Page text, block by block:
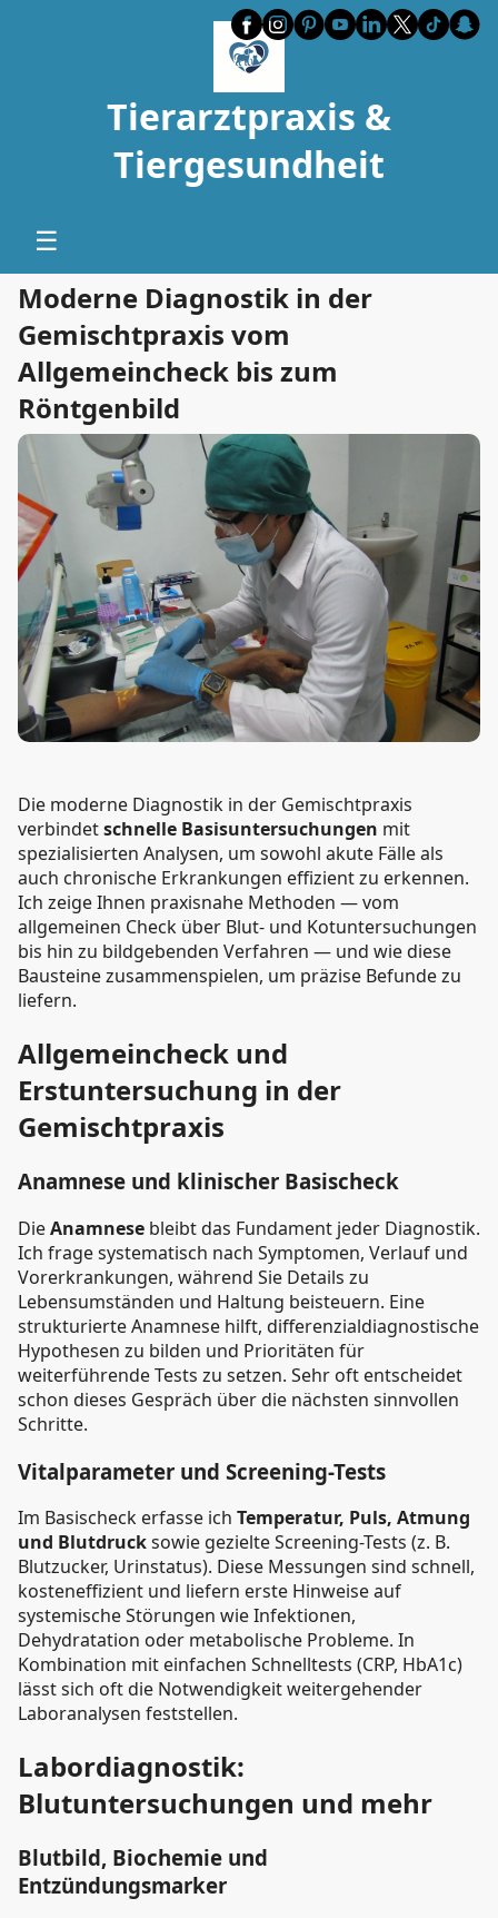
Tierarztpraxis &
Tiergesundheit
☰
Moderne Diagnostik in der
Gemischtpraxis vom
Allgemeincheck bis zum
Röntgenbild
Die moderne Diagnostik in der Gemischtpraxis
verbindetschnelle Basisuntersuchungen mit
spezialisierten Analysen, um sowohl akute Fälle als
auch chronische Erkrankungen effizient zu erkennen.
Ich zeige Ihnen praxisnahe Methoden — vom
allgemeinen Check über Blut- und Kotuntersuchungen
bis hin zu bildgebenden Verfahren — und wie diese
Bausteine zusammenspielen, um präzise Befunde zu
liefern.
Allgemeincheck und
Erstuntersuchung in der
Gemischtpraxis
Anamnese und klinischer Basischeck
DieAnamnese bleibt das Fundament jeder Diagnostik.
Ich frage systematisch nach Symptomen, Verlauf und
Vorerkrankungen, während Sie Details zu
Lebensumständen und Haltung beisteuern. Eine
strukturierte Anamnese hilft, differenzialdiagnostische
Hypothesen zu bilden und Prioritäten für
weiterführende Tests zu setzen. Sehr oft entscheidet
schon dieses Gespräch über die nächsten sinnvollen
Schritte.
Vitalparameter und Screening-Tests
Im Basischeck erfasse ich Temperatur, Puls, Atmung
und Blutdrucksowie gezielte Screening-Tests (z. B.
Blutzucker, Urinstatus). Diese Messungen sind schnell,
kosteneffizient und liefern erste Hinweise auf
systemische Störungen wie Infektionen,
Dehydratation oder metabolische Probleme. In
Kombination mit einfachen Schnelltests (CRP, HbA1c)
lässt sich oft die Notwendigkeit weitergehender
Laboranalysen feststellen.
Labordiagnostik:
Blutuntersuchungen und mehr
Blutbild, Biochemie und
Entzündungsmarker